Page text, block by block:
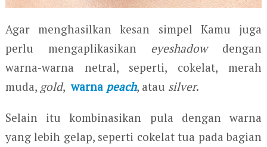
Agar menghasilkan kesan simpel Kamu juga
perlu mengaplikasikan eyeshadowdengan
warna-warna netral, seperti, cokelat, merah
muda, gold,warna peach, atau silver.
Selain itu kombinasikan pula dengan warna
yang lebih gelap, seperti cokelat tua pada bagian